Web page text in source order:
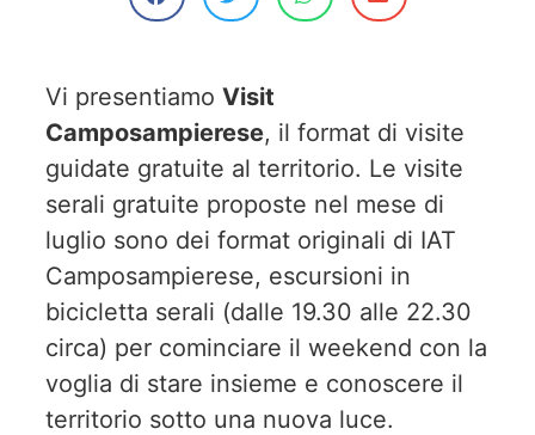
Vi presentiamo Visit
Camposampierese, il format di visite
guidate gratuite al territorio. Le visite
serali gratuite proposte nel mese di
luglio sono dei format originali di IAT
Camposampierese, escursioni in
bicicletta serali (dalle 19.30 alle 22.30
circa) per cominciare il weekend con la
voglia di stare insieme e conoscere il
territorio sotto una nuova luce.